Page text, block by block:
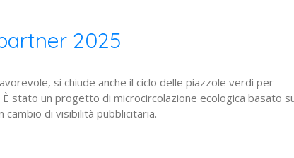
2025
si chiude anche il ciclo delle piazzole verdi per
stato un progetto di microcircolazione ecologica basato
di visibilità pubblicitaria.